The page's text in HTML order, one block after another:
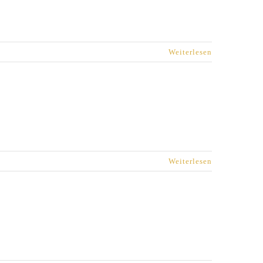
Weiterlesen
Weiterlesen